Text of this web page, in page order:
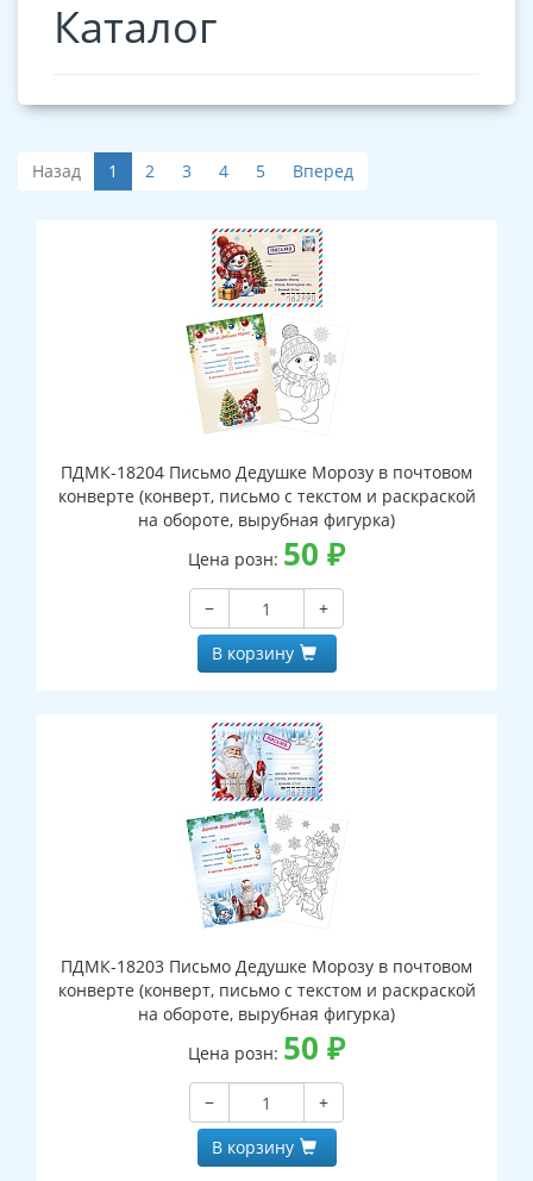
Каталог
Назад 1 2 3 4 5 Вперед
ПДМК-18204 Письмо Дедушке Морозу в почтовом
конверте (конверт, письмо с текстом и раскраской
на обороте, вырубная фигурка)
Цена розн: 50 ₽
−
+
В корзину
ПДМК-18203 Письмо Дедушке Морозу в почтовом
конверте (конверт, письмо с текстом и раскраской
на обороте, вырубная фигурка)
Цена розн: 50 ₽
−
+
В корзину